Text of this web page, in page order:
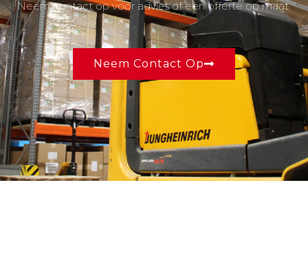
Neem contact op voor advies of een offerte op maat.
Neem Contact Op